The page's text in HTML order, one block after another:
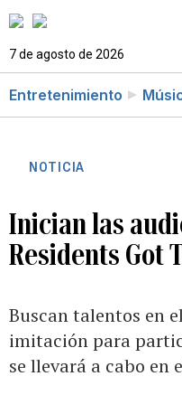
7 de agosto de 2026
Entretenimiento
NOTICIA
Inician las
Residents Got
Buscan talentos en
imitación para
se llevará a cabo en